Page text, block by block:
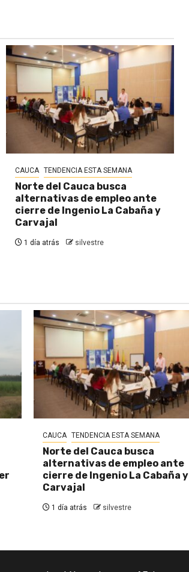
CAUCA TENDENCIA ESTA SEMANA
Norte del Cauca busca
alternativas de empleo ante
cierre de Ingenio La Cabaña y
Carvajal
1 día atrás silvestre
CAUCA TENDENCIA ESTA SEMANA
Norte del Cauca busca
alternativas de empleo ante
cierre de Ingenio La Cabaña y
Carvajal
1 día atrás silvestre